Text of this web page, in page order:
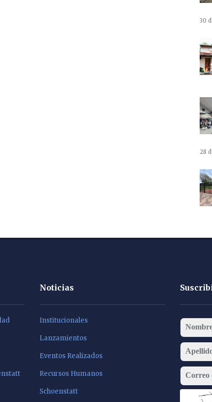
30
28
Noticias
Institucionales
Lanzamientos
Eventos Realizados
Recursos Humanos
Schoenstatt
Correo